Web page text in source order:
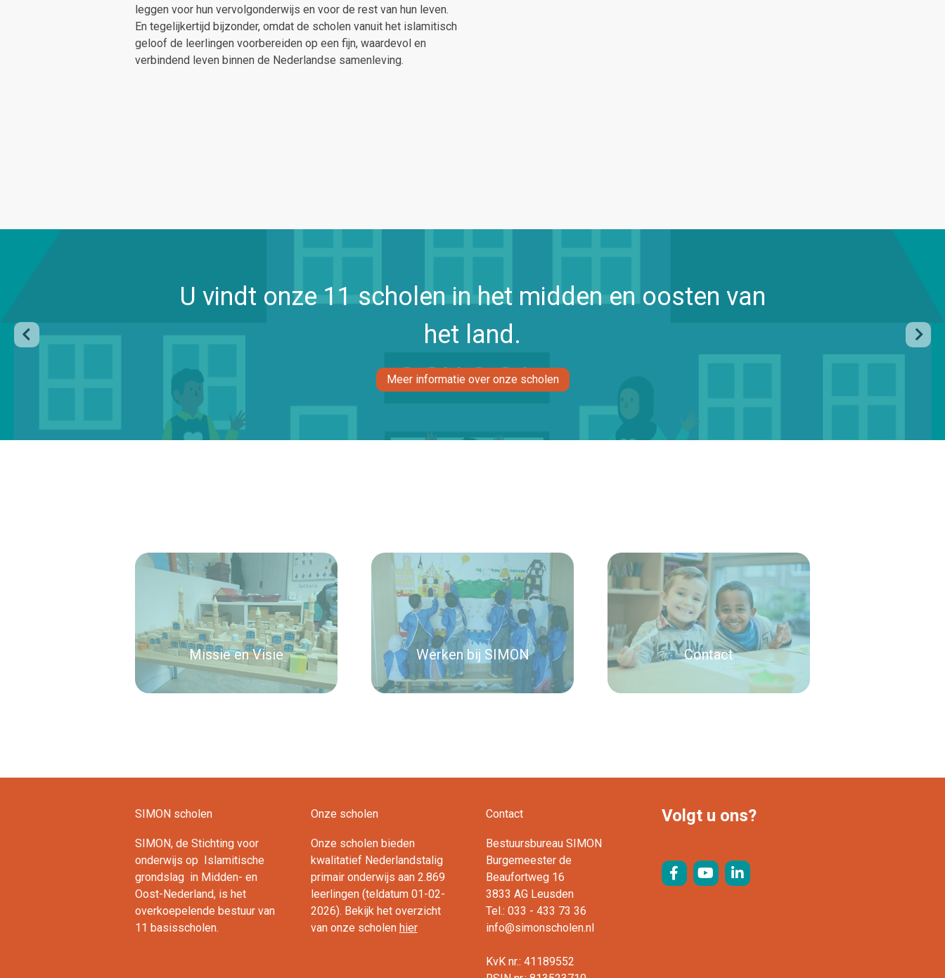
leggen voor hun vervolgonderwijs en voor de rest van hun leven.
En tegelijkertijd bijzonder, omdat de scholen vanuit het islamitisch
geloof de leerlingen voorbereiden op een fijn, waardevol en
verbindend leven binnen de Nederlandse samenleving.
U vindt onze 11 scholen in het midden en oosten van
het land.
Meer informatie over onze scholen
Missie en Visie Werken bij SIMON Contact
SIMON scholen
SIMON, de Stichting voor
onderwijs op Islamitische
grondslag in Midden- en
Oost-Nederland, is het
overkoepelende bestuur van
11 basisscholen.
Onze scholen
Onze scholen bieden
kwalitatief Nederlandstalig
primair onderwijs aan 2.869
leerlingen (teldatum 01-02-
2026). Bekijk het overzicht
van onze scholen hier
Contact
Bestuursbureau SIMON
Burgemeester de
Beaufortweg 16
3833 AG Leusden
Tel.: 033 - 433 73 36
info@simonscholen.nl
KvK nr.: 41189552
Volgt u ons?